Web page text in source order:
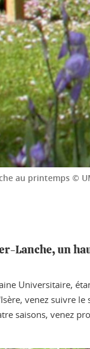
au printemps ©
Lanche, un
Universitaire,
venez suivre
saisons, venez